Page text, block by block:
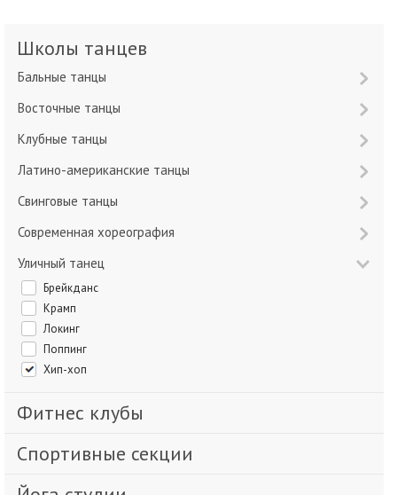
Школы танцев
Бальные танцы
Восточные танцы
Клубные танцы
Латино-американские танцы
Свинговые танцы
Современная хореография
Уличный танец
Брейкданс
Крамп
Локинг
Поппинг
Хип-хоп
Фитнес клубы
Спортивные секции